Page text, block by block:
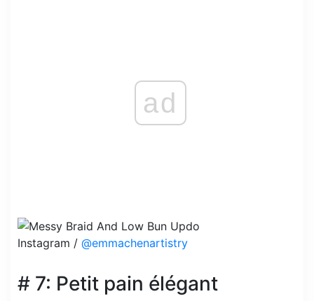
ad
Instagram / @emmachenartistry
# 7: Petit pain élégant